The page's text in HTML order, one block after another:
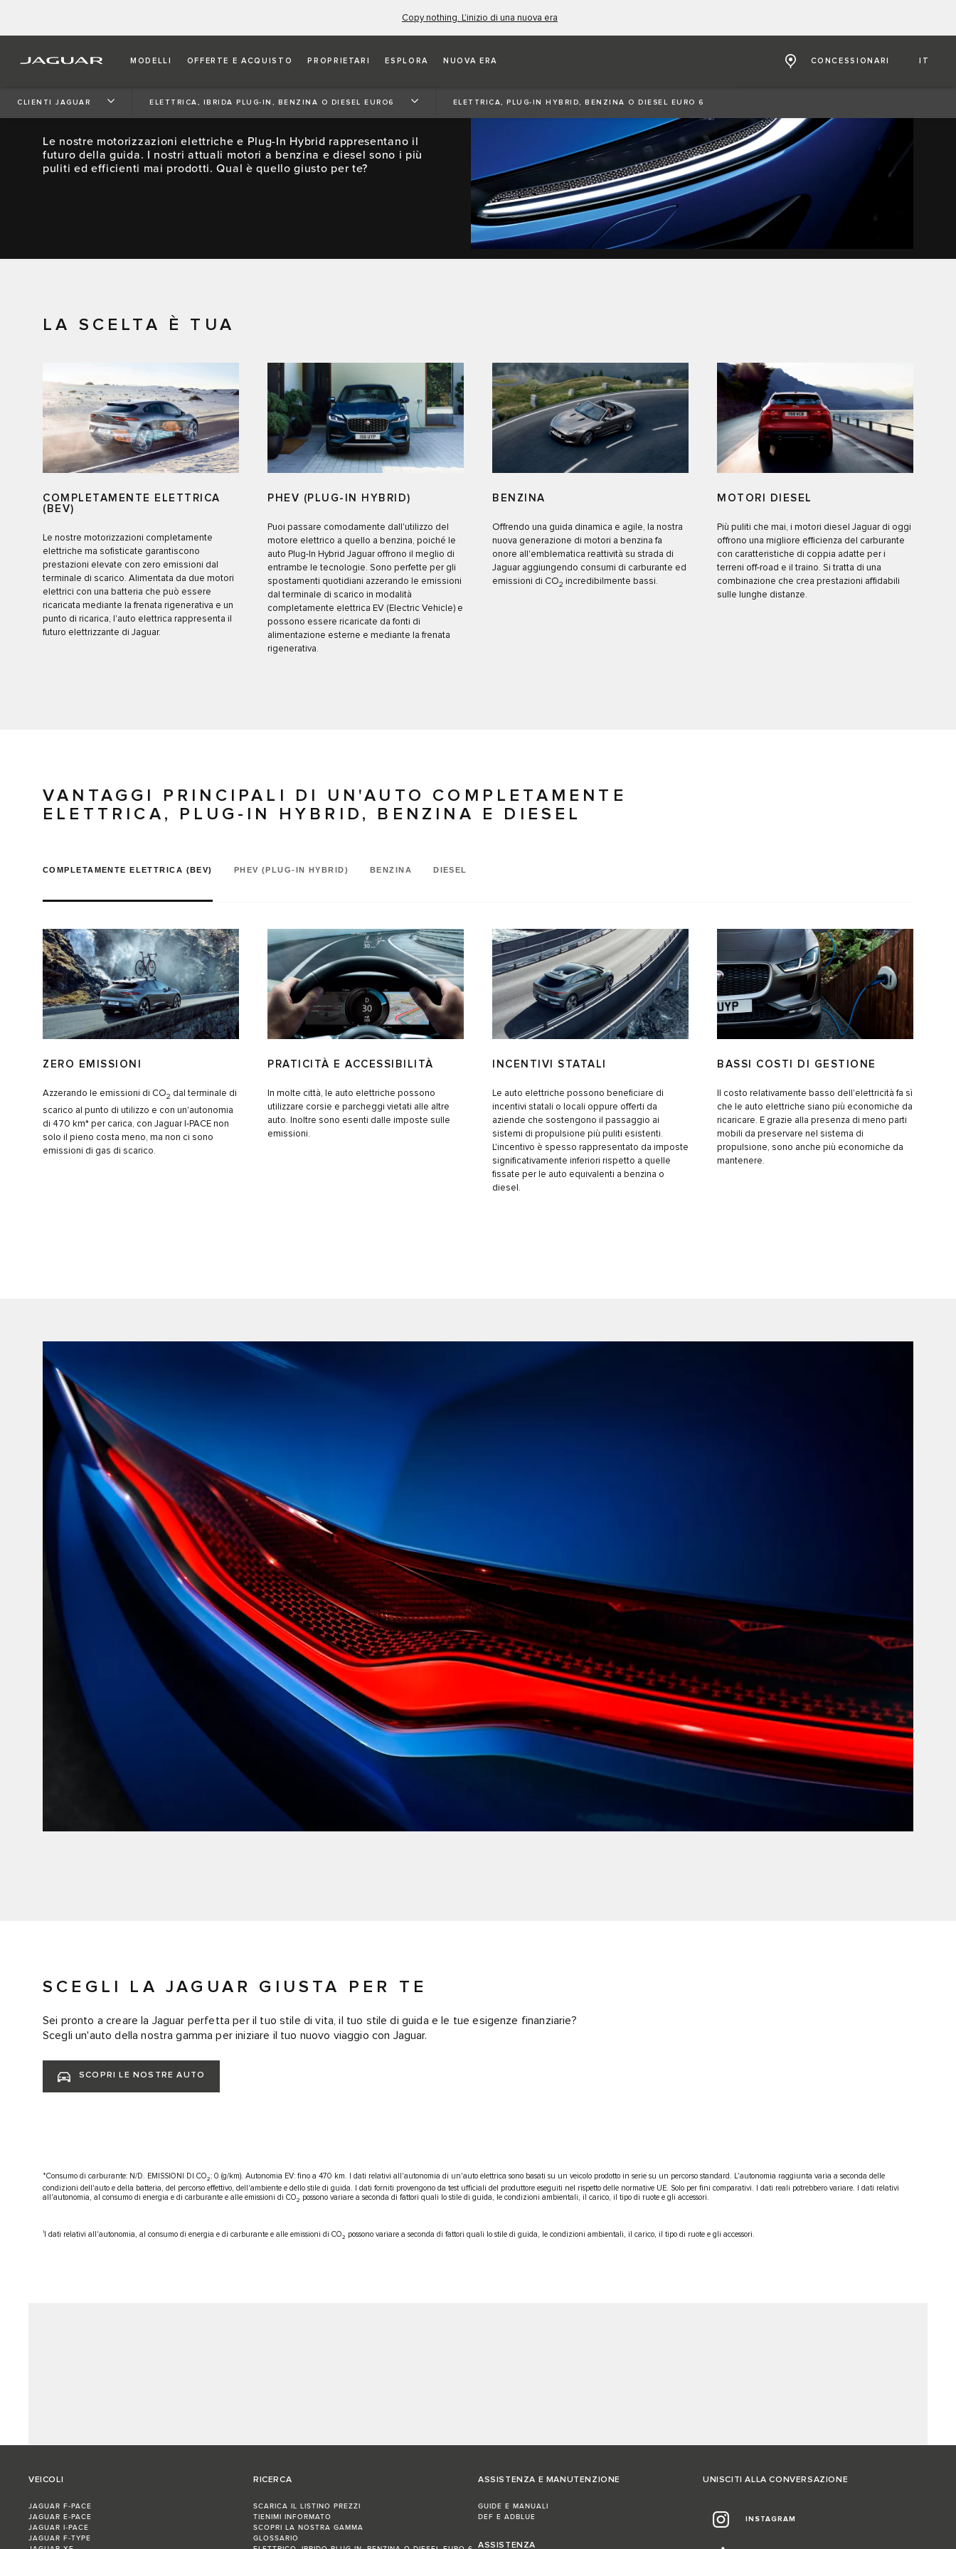
Copy nothing. L'inizio di una nuova era
MODELLI OFFERTE E ACQUISTO PROPRIETARI ESPLORA NUOVA ERA CONCESSIONARI IT
CLIENTI JAGUAR ELETTRICA, IBRIDA PLUG-IN, BENZINA O DIESEL EURO6 ELETTRICA, PLUG-IN HYBRID, BENZINA O DIESEL EURO 6
BENZINA O DIESEL EURO 6
Le nostre motorizzazioni elettriche e Plug-In Hybrid rappresentano il
futuro della guida. I nostri attuali motori a benzina e diesel sono i più
puliti ed efficienti mai prodotti. Qual è quello giusto per te?
LA SCELTA È TUA
COMPLETAMENTE ELETTRICA
(BEV)
Le nostre motorizzazioni completamente
elettriche ma sofisticate garantiscono
prestazioni elevate con zero emissioni dal
terminale di scarico. Alimentata da due motori
elettrici con una batteria che può essere
ricaricata mediante la frenata rigenerativa e un
punto di ricarica, l'auto elettrica rappresenta il
futuro elettrizzante di Jaguar.
PHEV (PLUG-IN HYBRID)
Puoi passare comodamente dall'utilizzo del
motore elettrico a quello a benzina, poiché le
auto Plug-In Hybrid Jaguar offrono il meglio di
entrambe le tecnologie. Sono perfette per gli
spostamenti quotidiani azzerando le emissioni
dal terminale di scarico in modalità
completamente elettrica EV (Electric Vehicle) e
possono essere ricaricate da fonti di
alimentazione esterne e mediante la frenata
rigenerativa.
BENZINA
Offrendo una guida dinamica e agile, la nostra
nuova generazione di motori a benzina fa
onore all'emblematica reattività su strada di
Jaguar aggiungendo consumi di carburante ed
emissioni di CO2 incredibilmente bassi.
MOTORI DIESEL
Più puliti che mai, i motori diesel Jaguar di oggi
offrono una migliore efficienza del carburante
con caratteristiche di coppia adatte per i
terreni off-road e il traino. Si tratta di una
combinazione che crea prestazioni affidabili
sulle lunghe distanze.
VANTAGGI PRINCIPALI DI UN'AUTO COMPLETAMENTE
ELETTRICA, PLUG-IN HYBRID, BENZINA E DIESEL
COMPLETAMENTE ELETTRICA (BEV) PHEV (PLUG-IN HYBRID) BENZINA DIESEL
ZERO EMISSIONI
Azzerando le emissioni di CO2 dal terminale di
scarico al punto di utilizzo e con un'autonomia
di 470 km* per carica, con Jaguar I-PACE non
solo il pieno costa meno, ma non ci sono
emissioni di gas di scarico.
PRATICITÀ E ACCESSIBILITÀ
In molte città, le auto elettriche possono
utilizzare corsie e parcheggi vietati alle altre
auto. Inoltre sono esenti dalle imposte sulle
emissioni.
INCENTIVI STATALI
Le auto elettriche possono beneficiare di
incentivi statali o locali oppure offerti da
aziende che sostengono il passaggio ai
sistemi di propulsione più puliti esistenti.
L'incentivo è spesso rappresentato da imposte
significativamente inferiori rispetto a quelle
fissate per le auto equivalenti a benzina o
diesel.
BASSI COSTI DI GESTIONE
Il costo relativamente basso dell'elettricità fa sì
che le auto elettriche siano più economiche da
ricaricare. E grazie alla presenza di meno parti
mobili da preservare nel sistema di
propulsione, sono anche più economiche da
mantenere.
SCEGLI LA JAGUAR GIUSTA PER TE
Sei pronto a creare la Jaguar perfetta per il tuo stile di vita, il tuo stile di guida e le tue esigenze finanziarie?
Scegli un'auto della nostra gamma per iniziare il tuo nuovo viaggio con Jaguar.
SCOPRI LE NOSTRE AUTO
*Consumo di carburante: N/D. EMISSIONI DI CO2: 0 (g/km). Autonomia EV: fino a 470 km. I dati relativi all'autonomia di un'auto elettrica sono basati su un veicolo prodotto in serie su un percorso standard. L'autonomia raggiunta varia a seconda delle
condizioni dell'auto e della batteria, del percorso effettivo, dell'ambiente e dello stile di guida. I dati forniti provengono da test ufficiali del produttore eseguiti nel rispetto delle normative UE. Solo per fini comparativi. I dati reali potrebbero variare. I dati relativi
all'autonomia, al consumo di energia e di carburante e alle emissioni di CO2 possono variare a seconda di fattori quali lo stile di guida, le condizioni ambientali, il carico, il tipo di ruote e gli accessori.
1 I dati relativi all'autonomia, al consumo di energia e di carburante e alle emissioni di CO2 possono variare a seconda di fattori quali lo stile di guida, le condizioni ambientali, il carico, il tipo di ruote e gli accessori.
VEICOLI
JAGUAR F‑PACE
JAGUAR E‑PACE
JAGUAR I‑PACE
JAGUAR F‑TYPE
RICERCA
SCARICA IL LISTINO PREZZI
TIENIMI INFORMATO
SCOPRI LA NOSTRA GAMMA
GLOSSARIO
ASSISTENZA E MANUTENZIONE
GUIDE E MANUALI
DEF E ADBLUE
ASSISTENZA
UNISCITI ALLA CONVERSAZIONE
INSTAGRAM